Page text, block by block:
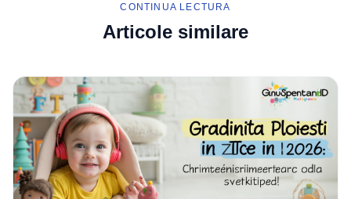
CONTINUA LECTURA
Articole similare